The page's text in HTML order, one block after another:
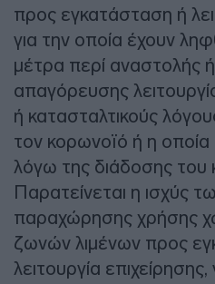
προς εγκατάσταση ή
για την οποία έχουν
μέτρα περί αναστολής
απαγόρευσης
ή κατασταλτικούς
τον κορωνοϊό ή η οποία
λόγω της διάδοσης του
Παρατείνεται η ισχύς
παραχώρησης χρήσης
ζωνών λιμένων προς
λειτουργία